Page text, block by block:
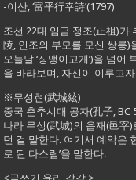
-이산, ‘富平行幸詩’(1797)
조선 22대 임금 정조(正祖)가
陵, 인조의 부모를 모신 쌍릉
오늘날 ‘징맹이고개’)을 넘어
을 바라보며, 자신이 이루고
※무성현(武城絃)
중국 춘추시대 공자(孔子, BC
나라 무성(武城)의 읍재(邑宰)
던 걸 말한다. 여기서 예악은
로 된 다스림’을 말한다.